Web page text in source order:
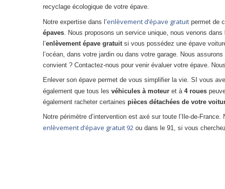
recyclage écologique de votre épave.
Notre expertise dans l’enlèvement d’épave gratuit permet de
épaves. Nous proposons un service unique, nous venons dans
l’enlèvement épave gratuit si vous possédez une épave
l’océan, dans votre jardin ou dans votre garage. Nous assurons
convient ? Contactez-nous pour venir évaluer votre épave.
Enlever son épave permet de vous simplifier la vie. SI vous
également que tous les véhicules à moteur et à 4 roues
également racheter certaines pièces détachées de votre
Notre périmètre d’intervention est axé sur toute l’Ile-de-
enlèvement d’épave gratuit 92 ou dans le 91, si vous